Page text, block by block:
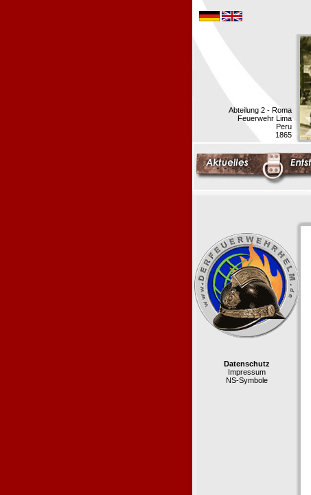
Abteilung 2 - Roma
Feuerwehr Lima
Peru
1865
Datenschutz
Impressum
NS-Symbole